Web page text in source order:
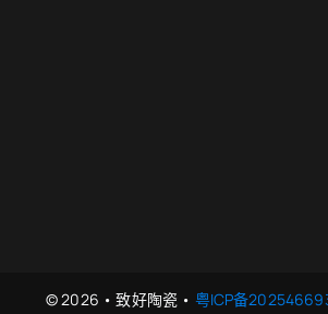
© 2026 • 致好陶瓷 • 粤ICP备